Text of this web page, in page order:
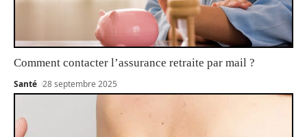
Comment contacter l’assurance retraite par mail ?
Santé 28 septembre 2025